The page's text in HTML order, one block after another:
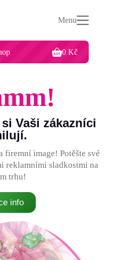
Menu
0 Kč
Vaši zákazníci
firemní image! Potěšte své
reklamními sladkostmi na
trhu!
info